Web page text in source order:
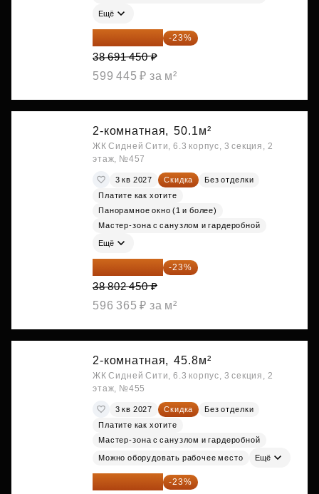
Ещё
29 792 417 ₽ -23%
38 691 450 ₽
599 445 ₽ за м²
2-комнатная, 50.1м²
ЖК Сидней Сити, 6.3 корпус, 3 секция, 2
этаж, №457
3 кв 2027 Скидка
Без отделки
Платите как хотите
Панорамное окно (1 и более)
Мастер-зона с санузлом и гардеробной
Ещё
29 877 887 ₽ -23%
38 802 450 ₽
596 365 ₽ за м²
2-комнатная, 45.8м²
ЖК Сидней Сити, 6.3 корпус, 3 секция, 2
этаж, №455
3 кв 2027 Скидка
Без отделки
Платите как хотите
Мастер-зона с санузлом и гардеробной
Можно оборудовать рабочее место Ещё
29 965 520 ₽ -23%